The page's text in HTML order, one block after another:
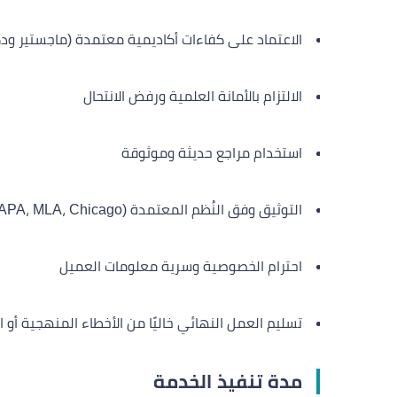
الاعتماد على كفاءات أكاديمية معتمدة (ماجستير
الالتزام بالأمانة العلمية ورفض الانتحال
استخدام مراجع حديثة وموثوقة
التوثيق وفق النُظم المعتمدة (APA، MLA، Chicago…)
احترام الخصوصية وسرية معلومات العميل
تسليم العمل النهائي خاليًا من الأخطاء المنهجية أو
مدة تنفيذ الخدمة